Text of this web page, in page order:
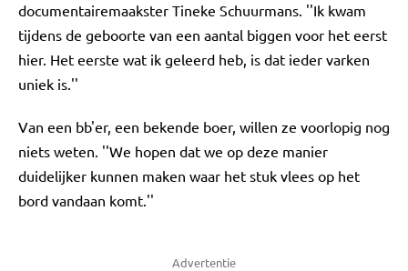
documentairemaakster Tineke Schuurmans. ''Ik kwam
tijdens de geboorte van een aantal biggen voor het eerst
hier. Het eerste wat ik geleerd heb, is dat ieder varken
uniek is.''
Van een bb'er, een bekende boer, willen ze voorlopig nog
niets weten. ''We hopen dat we op deze manier
duidelijker kunnen maken waar het stuk vlees op het
bord vandaan komt.''
Advertentie